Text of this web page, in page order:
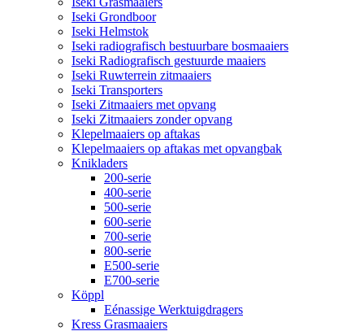
Iseki Grondboor
Iseki Helmstok
Iseki radiografisch bestuurbare bosmaaiers
Iseki Radiografisch gestuurde maaiers
Iseki Ruwterrein zitmaaiers
Iseki Transporters
Iseki Zitmaaiers met opvang
Iseki Zitmaaiers zonder opvang
Klepelmaaiers op aftakas
Klepelmaaiers op aftakas met opvangbak
Knikladers
200-serie
400-serie
500-serie
600-serie
700-serie
800-serie
E500-serie
E700-serie
Köppl
Eénassige Werktuigdragers
Kress Grasmaaiers